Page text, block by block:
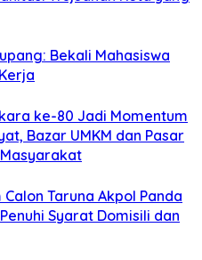
Bekali Mahasiswa
ke-80 Jadi Momentum
Bazar UMKM dan Pasar
Taruna Akpol Panda
Syarat Domisili dan